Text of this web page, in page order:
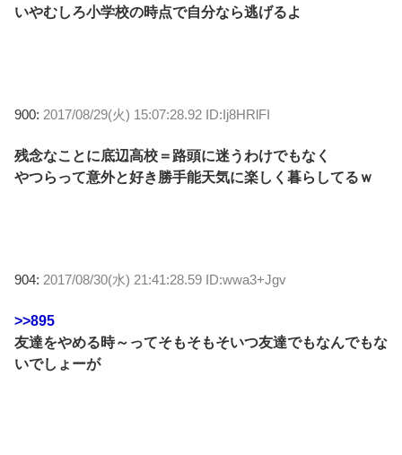
いやむしろ小学校の時点で自分なら逃げるよ
900: 2017/08/29(火) 15:07:28.92 ID:Ij8HRlFI
残念なことに底辺高校＝路頭に迷うわけでもなく
やつらって意外と好き勝手能天気に楽しく暮らしてるｗ
904: 2017/08/30(水) 21:41:28.59 ID:wwa3+Jgv
>>895
友達をやめる時～ってそもそもそいつ友達でもなんでもな
いでしょーが